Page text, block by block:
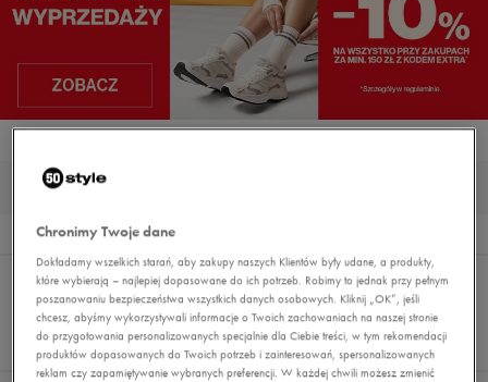
0
Wyników
Sortuj:
REKOMENDOWANE
FILTRUJ
Pokaż
60
z 0
Chronimy Twoje dane
Dokładamy wszelkich starań, aby zakupy naszych Klientów były udane, a produkty,
które wybierają – najlepiej dopasowane do ich potrzeb. Robimy to jednak przy pełnym
poszanowaniu bezpieczeństwa wszystkich danych osobowych. Kliknij „OK”, jeśli
chcesz, abyśmy wykorzystywali informacje o Twoich zachowaniach na naszej stronie
do przygotowania personalizowanych specjalnie dla Ciebie treści, w tym rekomendacji
produktów dopasowanych do Twoich potrzeb i zainteresowań, spersonalizowanych
reklam czy zapamiętywanie wybranych preferencji. W każdej chwili możesz zmienić